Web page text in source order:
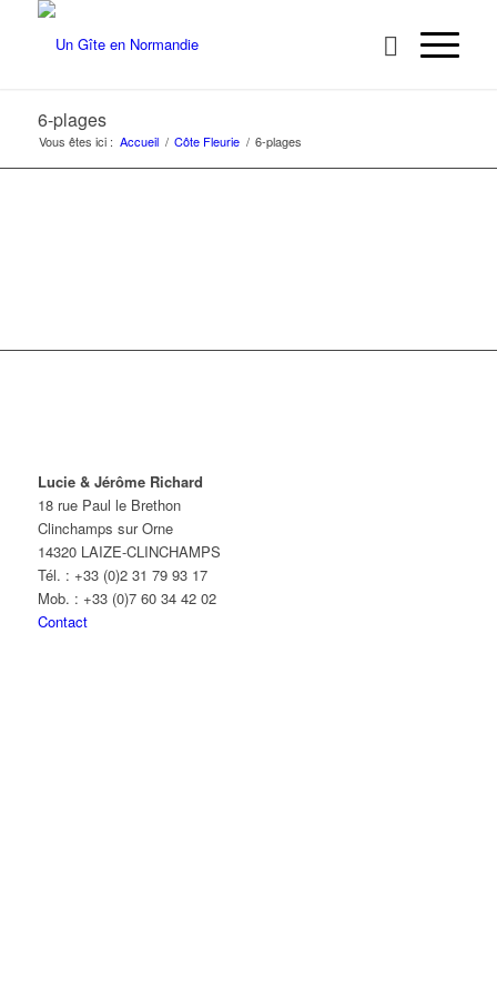
6-plages
Vous êtes ici : Accueil / Côte Fleurie / 6-plages
Lucie & Jérôme Richard
18 rue Paul le Brethon
Clinchamps sur Orne
14320 LAIZE-CLINCHAMPS
Tél. : +33 (0)2 31 79 93 17
Mob. : +33 (0)7 60 34 42 02
Contact